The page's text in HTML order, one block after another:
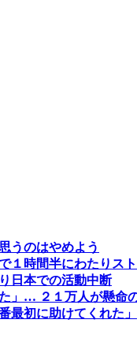
うのはやめよう
１時間半にわたりス
日本での活動中断
」… ２１万人が懸命
最初に助けてくれた」